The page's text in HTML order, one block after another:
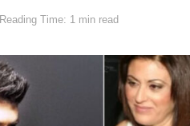
Reading Time: 1 min read